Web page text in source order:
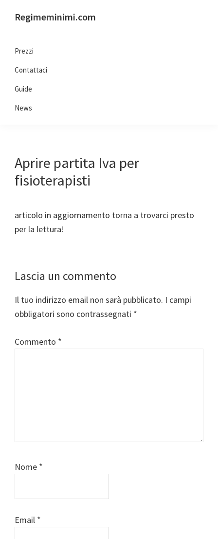
primaria
principale
laterale
Regimeminimi.com
consulente
di
fiducia
Prezzi
Contattaci
Guide
News
Aprire partita Iva per
fisioterapisti
articolo in aggiornamento torna a trovarci presto
per la lettura!
Interazioni
del
lettore
Lascia un commento
Il tuo indirizzo email non sarà pubblicato. I campi
obbligatori sono contrassegnati *
Commento *
Nome *
Email *